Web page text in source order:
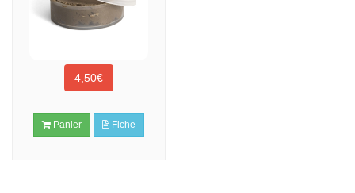
4,50€
Panier Fiche